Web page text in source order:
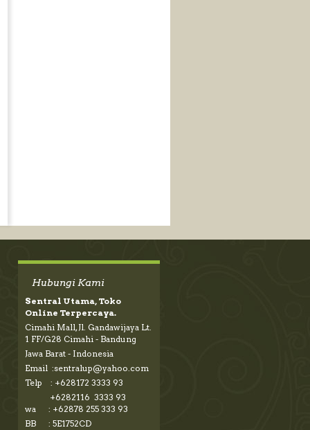
Hubungi Kami
Sentral Utama, Toko
Online Terpercaya.
Cimahi Mall, Jl. Gandawijaya Lt.
1 FF/G28 Cimahi - Bandung
Jawa Barat - Indonesia
Email :sentralup@yahoo.com
Telp : +628172 3333 93
+6282116 3333 93
wa : +62878 255 333 93
BB : 5E1752CD